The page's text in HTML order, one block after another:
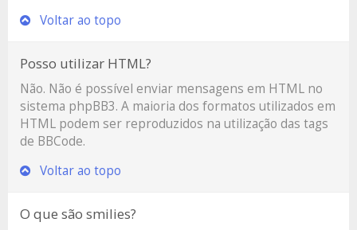
Voltar ao topo
Posso utilizar HTML?
Não. Não é possível enviar mensagens em HTML no
sistema phpBB3. A maioria dos formatos utilizados em
HTML podem ser reproduzidos na utilização das tags
de BBCode.
Voltar ao topo
O que são smilies?